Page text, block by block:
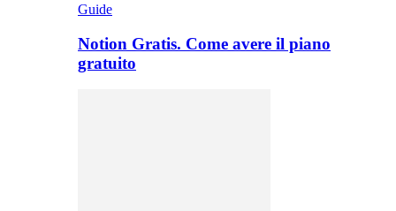
Guide
Notion Gratis. Come avere il piano
gratuito